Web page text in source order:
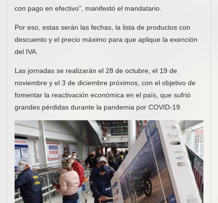
con pago en efectivo”, manifestó el mandatario.
Por eso, estas serán las fechas, la lista de productos con
descuento y el precio máximo para que aplique la exención
del IVA.
Las jornadas se realizarán el 28 de octubre, el 19 de
noviembre y el 3 de diciembre próximos, con el objetivo de
fomentar la reactivación económica en el país, que sufrió
grandes pérdidas durante la pandemia por COVID-19.